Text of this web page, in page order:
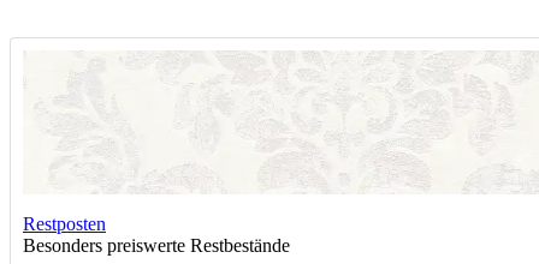
Restposten
Besonders preiswerte Restbestände